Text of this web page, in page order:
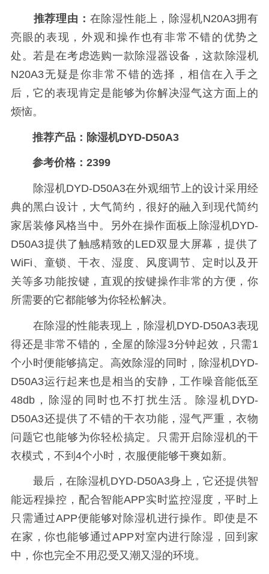
推荐理由： 在除湿性能上，除湿机N20A3拥有
亮眼的表现，外观和操作也有非常不错的优势之
处。若是在考虑选购一款除湿器设备，这款除湿机
N20A3无疑是你非常不错的选择，相信在入手之
后，它的表现肯定是能够为你解决湿气这方面上的
烦恼。
推荐产品：除湿机DYD-D50A3
参考价格：2399
除湿机DYD-D50A3在外观细节上的设计采用经
典的黑白设计，大气简约，很好的融入到现代简约
家居装修风格当中。另外在操作面板上除湿机DYD-
D50A3提供了触感精致的LED双显大屏幕，提供了
WiFi、童锁、干衣、湿度、风度调节、定时以及开
关等多功能按键，直观的按键操作非常的方便，你
所需要的它都能够为你轻松解决。
在除湿的性能表现上，除湿机DYD-D50A3表现
得还是非常不错的，全屋的除湿3分钟起效，只需1
个小时便能够搞定。高效除湿的同时，除湿机DYD-
D50A3运行起来也是相当的安静，工作噪音能低至
48db，除湿的同时也不打扰生活。除湿机DYD-
D50A3还提供了不错的干衣功能，湿气严重，衣物
问题它也能够为你轻松搞定。只需开启除湿机的干
衣模式，不到4个小时，衣服便能够干爽如新。
最后，在除湿机DYD-D50A3身上，它还提供智
能远程操控，配合智能APP实时监控湿度，平时上
只需通过APP便能够对除湿机进行操作。即使是不
在家，你也能够通过APP对室内进行除湿，回到家
中，你也完全不用忍受又潮又湿的环境。